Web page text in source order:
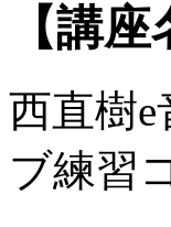
【講座
西直樹
ブ練習